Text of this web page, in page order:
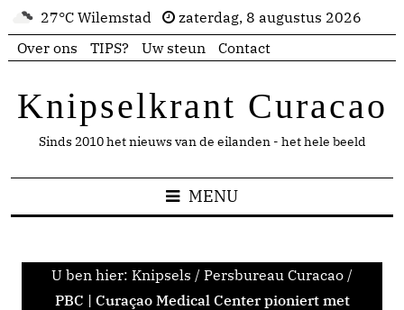
27°C Wilemstad
zaterdag, 8 augustus 2026
Over ons
TIPS? Uw steun Contact
Knipselkrant Curacao
Sinds 2010 het nieuws van de eilanden - het hele beeld
MENU
U ben hier: Knipsels / Persbureau Curacao /
PBC | Curaçao Medical Center pioniert met